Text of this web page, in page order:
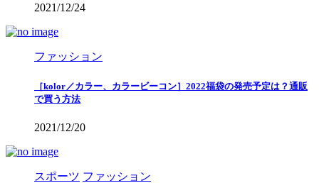
2021/12/24
ファッション
［kolor／カラー、カラービーコン］2022福袋の発売予定は？通販
で買う方法
2021/12/20
スポーツ ファッション